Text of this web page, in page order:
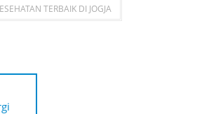
TERBAIK DI JOGJA